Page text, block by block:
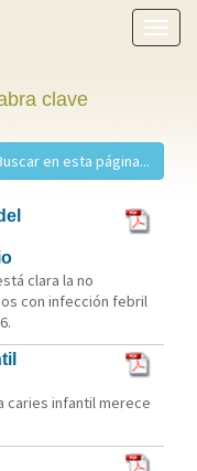
menú
clave
clara la no
con infección febril
caries infantil merece